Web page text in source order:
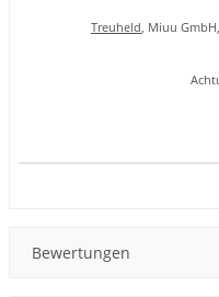
Treuheld, Miuu
Bewertungen